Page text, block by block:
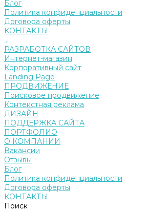
Блог
Политика конфиденциальности
Договора оферты
КОНТАКТЫ
...
РАЗРАБОТКА САЙТОВ
Интернет-магазин
Корпоративный сайт
Landing Page
ПРОДВИЖЕНИЕ
Поисковое продвижение
Контекстная реклама
ДИЗАЙН
ПОДДЕРЖКА САЙТА
ПОРТФОЛИО
О КОМПАНИИ
Вакансии
Отзывы
Блог
Политика конфиденциальности
Договора оферты
КОНТАКТЫ
Поиск